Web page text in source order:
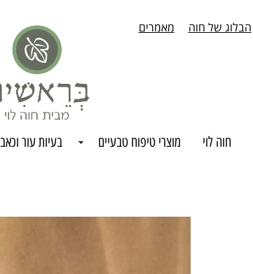
הבלוג של חוה מאמרים
חוה לוי מוצרי טיפוח טבעיים בעיות עור וכאב